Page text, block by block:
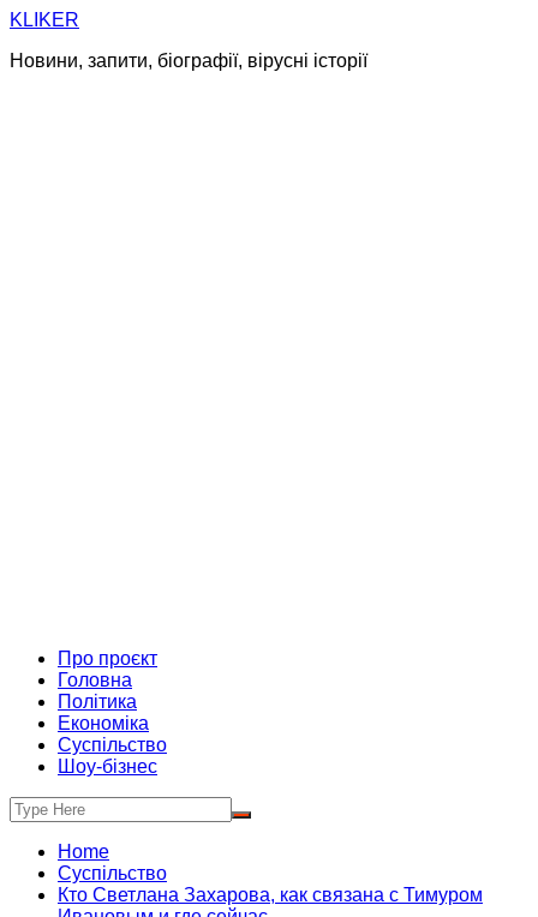
Skip
content
KLIKER
Новини, запити, біографії, вірусні історії
Про проєкт
Головна
Політика
Економіка
Суспільство
Шоу-бізнес
Home
Суспільство
Кто Светлана Захарова, как связана с Тимуром